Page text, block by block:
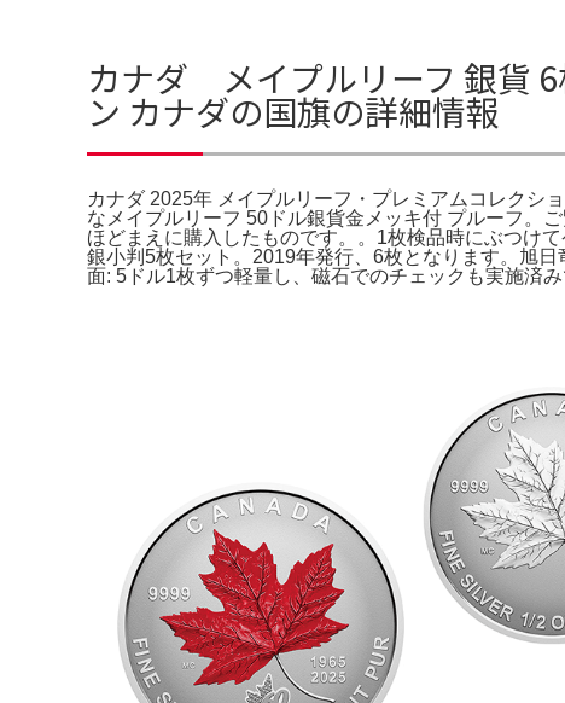
カナダ メイプルリーフ 銀貨 6
ン カナダの国旗の詳細情報
カナダ 2025年 メイプルリーフ・プレミアムコレクシ
なメイプルリーフ 50ドル銀貨金メッキ付 プルーフ。
ほどまえに購入したものです。。1枚検品時にぶつけ
銀小判5枚セット。2019年発行、6枚となります。旭
面: 5ドル1枚ずつ軽量し、磁石でのチェックも実